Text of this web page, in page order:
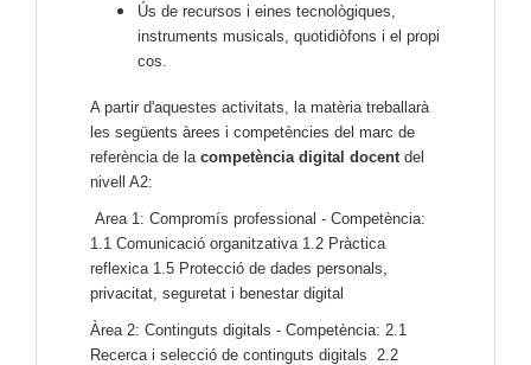
Ús de recursos i eines tecnològiques,
instruments musicals, quotidiòfons i el propi
cos.
A partir d'aquestes activitats, la matèria treballarà
les següents àrees i competències del marc de
referència de la competència digital docent del
nivell A2:
Area 1: Compromís professional - Competència:
1.1 Comunicació organitzativa 1.2 Pràctica
reflexica 1.5 Protecció de dades personals,
privacitat, seguretat i benestar digital
Àrea 2: Continguts digitals - Competència: 2.1
Recerca i selecció de continguts digitals 2.2